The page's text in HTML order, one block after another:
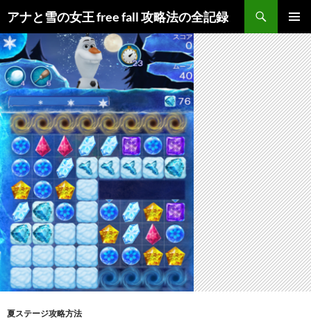
アナと雪の女王 free fall 攻略法の全記録
索
メインメ
ニュー
ン
テ
ン
ツ
へ
ス
キ
ッ
プ
夏ステージ攻略方法